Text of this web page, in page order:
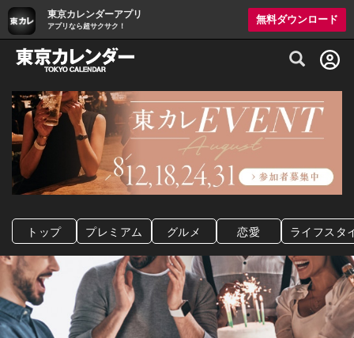
東京カレンダーアプリ
アプリなら超サクサク！
無料ダウンロード
グルメ情報・プレミアムレストラン予約
トップ プレミアム グルメ 恋愛 ライフスタ